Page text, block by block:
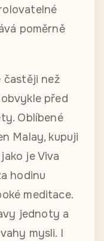
poměrně
častěji než
před
Oblíbené
Malay, kupuji
je Viva
hodinu
meditace.
jednoty a
mysli. I